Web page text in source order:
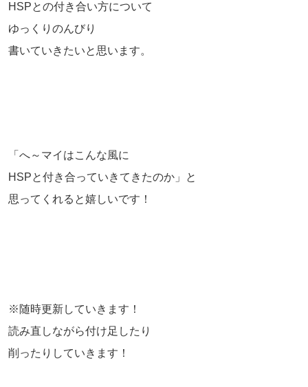
HSPとの付き合い方について
ゆっくりのんびり
書いていきたいと思います。
「へ～マイはこんな風に
HSPと付き合っていきてきたのか」と
思ってくれると嬉しいです！
※随時更新していきます！
読み直しながら付け足したり
削ったりしていきます！